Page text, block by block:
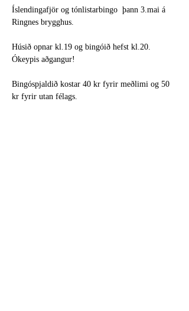
Íslendingafjör og tónlistarbingo  þann 3.mai á
Ringnes brygghus.
Húsið opnar kl.19 og bingóið hefst kl.20.
Ókeypis aðgangur!
Bingóspjaldið kostar 40 kr fyrir meðlimi og 50
kr fyrir utan félags.